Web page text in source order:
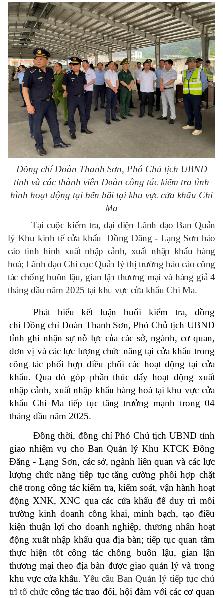
Đồng chí Đoàn Thanh Sơn, Phó Chủ tịch UBND
tỉnh và các thành viên Đoàn công tác kiểm tra tình
hình hoạt động tại bến bãi tại khu vực cửa khẩu Chi
Ma
Tại cuộc kiểm tra, đại diện Lãnh đạo Ban Quản
lý Khu kinh tế cửa khẩu Đồng Đăng - Lạng Sơn báo
cáo tình hình xuất nhập cảnh, xuất nhập khẩu hàng
hoá; Lãnh đạoChi cục Quản lý thị trường báo cáo công
tác chống buôn lậu, gian lận thương mại và hàng giả 4
tháng đầu năm 2025 tại khu vực cửa khẩu Chi Ma.
Phát biểu kết luận buổi kiểm tra, đồng
chí Đồng chí Đoàn Thanh Sơn, Phó Chủ tịch UBND
tỉnh ghi nhận sự nỗ lực của các sở, ngành, cơ quan,
đơn vị và các lực lượng chức năng tại cửa khẩu trong
công tác phối hợp điều phối các hoạt động tại cửa
khẩu. Qua đó góp phần thúc đẩy hoạt động xuất
nhập cảnh, xuất nhập khẩu hàng hoá tại khu vực cửa
khẩu Chi Ma tiếp tục tăng trưởng mạnh trong 04
tháng đầu năm 2025.
Đồng thời, đồng chí Phó Chủ tịch UBND tỉnh
giao nhiệm vụ cho Ban Quản lý Khu KTCK Đồng
Đăng - Lạng Sơn, các sở, ngành liên quan và các lực
lượng chức năng tiếp tục tăng cường phối hợp chặt
chẽ trong công tác kiểm tra, kiểm soát, vận hành hoạt
động XNK, XNC qua các cửa khẩu để duy trì môi
trường kinh doanh công khai, minh bạch, tạo điều
kiện thuận lợi cho doanh nghiệp, thương nhân hoạt
động xuất nhập khẩu qua địa bàn; tiếp tục quan tâm
thực hiện tốt công tác chống buôn lậu, gian lận
thương mại theo địa bàn được giao quản lý và trong
khu vực cửa khẩu. Yêu cầu Ban Quản lý tiếp tục chủ
trì tổ chức công tác trao đổi, hội đàm với các cơ quan